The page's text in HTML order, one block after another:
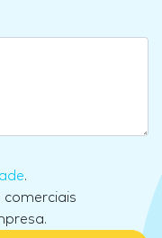
.
comerciais